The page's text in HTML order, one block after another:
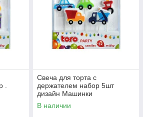
.
Свеча для торта с
держателем набор 5шт
дизайн Машинки
В наличии